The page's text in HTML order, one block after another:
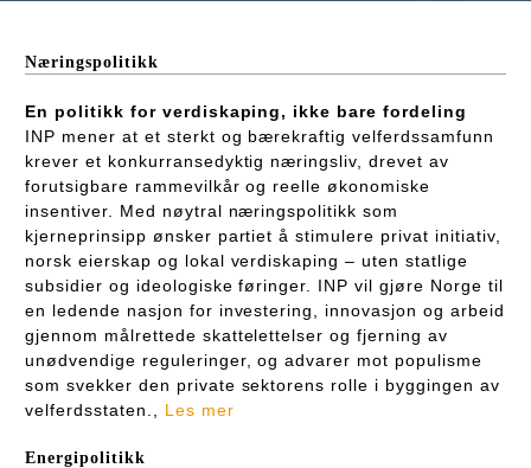
Næringspolitikk
En politikk for verdiskaping, ikke bare fordeling
INP mener at et sterkt og bærekraftig velferdssamfunn
krever et konkurransedyktig næringsliv, drevet av
forutsigbare rammevilkår og reelle økonomiske
insentiver. Med nøytral næringspolitikk som
kjerneprinsipp ønsker partiet å stimulere privat initiativ,
norsk eierskap og lokal verdiskaping – uten statlige
subsidier og ideologiske føringer. INP vil gjøre Norge til
en ledende nasjon for investering, innovasjon og arbeid
gjennom målrettede skattelettelser og fjerning av
unødvendige reguleringer, og advarer mot populisme
som svekker den private sektorens rolle i byggingen av
velferdsstaten., Les mer
Energipolitikk